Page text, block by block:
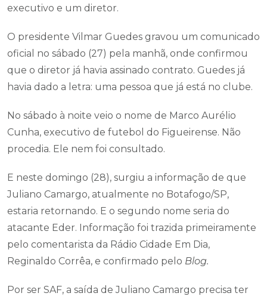
executivo e um diretor.
O presidente Vilmar Guedes gravou um comunicado
oficial no sábado (27) pela manhã, onde confirmou
que o diretor já havia assinado contrato. Guedes já
havia dado a letra: uma pessoa que já está no clube.
No sábado à noite veio o nome de Marco Aurélio
Cunha, executivo de futebol do Figueirense. Não
procedia. Ele nem foi consultado.
E neste domingo (28), surgiu a informação de que
Juliano Camargo, atualmente no Botafogo/SP,
estaria retornando. E o segundo nome seria do
atacante Eder. Informação foi trazida primeiramente
pelo comentarista da Rádio Cidade Em Dia,
Reginaldo Corrêa, e confirmado pelo Blog.
Por ser SAF, a saída de Juliano Camargo precisa ter